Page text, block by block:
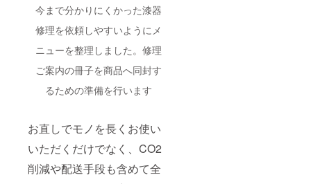
今まで分かりにくかった漆器
修理を依頼しやすいようにメ
ニューを整理しました。修理
ご案内の冊子を商品へ同封す
るための準備を行います
お直しでモノを長くお使い
いただくだけでなく、CO2
削減や配送手段も含めて全